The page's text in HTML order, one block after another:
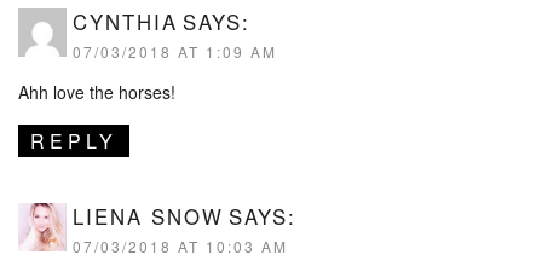
CYNTHIA SAYS:
07/03/2018 AT 1:09 AM
Ahh love the horses!
REPLY
LIENA SNOW SAYS:
07/03/2018 AT 10:03 AM